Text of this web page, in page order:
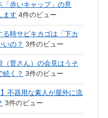
「赤いキャップ」の意
ます 4件のビュー
時サビキカゴは「下カ
いの？ 3件のビュー
菅さん）の会見はうそ
続く？ 3件のビュー
不器用な素人が屋外に流
3件のビュー